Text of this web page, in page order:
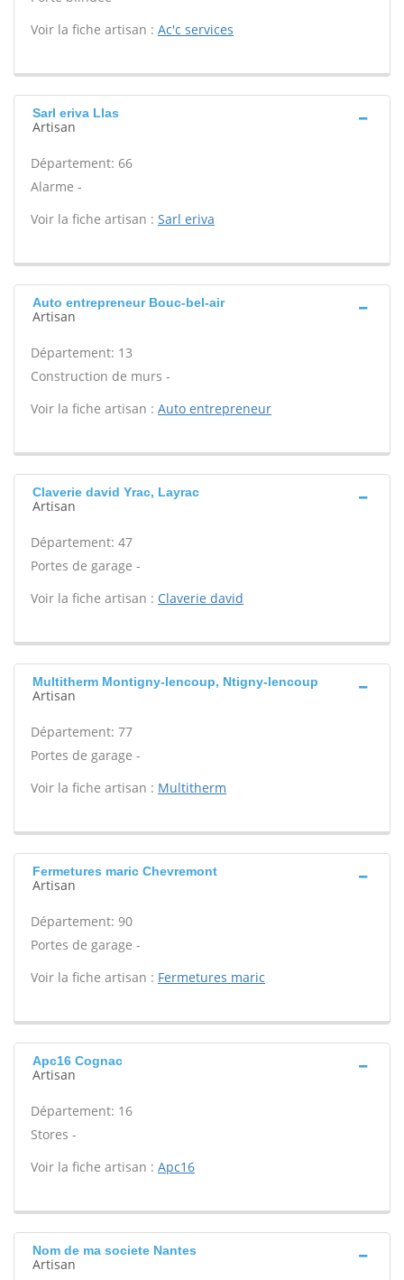
Voir la fiche artisan : Ac'c services
Sarl eriva Llas
Artisan
Département: 66
Alarme -
Voir la fiche artisan : Sarl eriva
Auto entrepreneur Bouc-bel-air
Artisan
Département: 13
Construction de murs -
Voir la fiche artisan : Auto entrepreneur
Claverie david Yrac, Layrac
Artisan
Département: 47
Portes de garage -
Voir la fiche artisan : Claverie david
Multitherm Montigny-lencoup, Ntigny-lencoup
Artisan
Département: 77
Portes de garage -
Voir la fiche artisan : Multitherm
Fermetures maric Chevremont
Artisan
Département: 90
Portes de garage -
Voir la fiche artisan : Fermetures maric
Apc16 Cognac
Artisan
Département: 16
Stores -
Voir la fiche artisan : Apc16
Nom de ma societe Nantes
Artisan